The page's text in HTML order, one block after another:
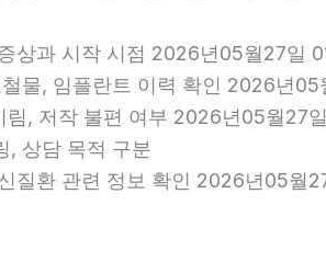
상과 시작 시점 2026년05월27일
물, 임플란트 이력 확인 2026년05
림, 저작 불편 여부 2026년05월27
, 상담 목적 구분
질환 관련 정보 확인 2026년05월